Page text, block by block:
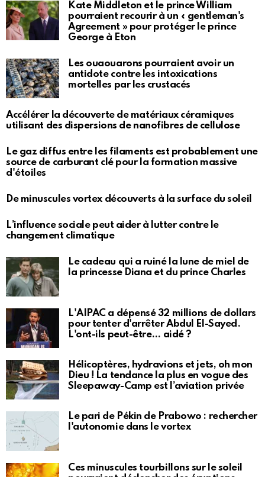
Kate Middleton et le prince William
pourraient recourir à un « gentleman's
Agreement » pour protéger le prince
George à Eton
Les ouaouarons pourraient avoir un
antidote contre les intoxications
mortelles par les crustacés
Accélérer la découverte de matériaux céramiques
utilisant des dispersions de nanofibres de cellulose
Le gaz diffus entre les filaments est probablement une
source de carburant clé pour la formation massive
d'étoiles
De minuscules vortex découverts à la surface du soleil
L’influence sociale peut aider à lutter contre le
changement climatique
Le cadeau qui a ruiné la lune de miel de
la princesse Diana et du prince Charles
L'AIPAC a dépensé 32 millions de dollars
pour tenter d'arrêter Abdul El-Sayed.
L'ont-ils peut-être… aidé ?
Hélicoptères, hydravions et jets, oh mon
Dieu ! La tendance la plus en vogue des
Sleepaway-Camp est l’aviation privée
Le pari de Pékin de Prabowo : rechercher
l'autonomie dans le vortex
Ces minuscules tourbillons sur le soleil